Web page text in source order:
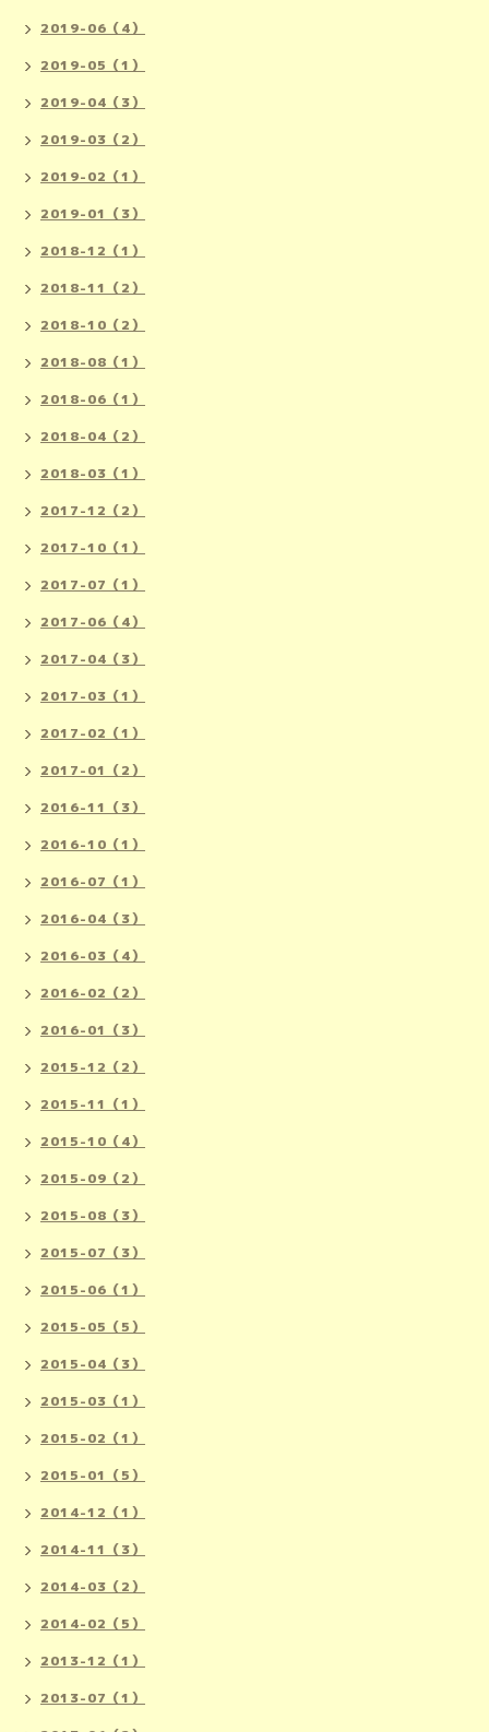
2019-06（4）
2019-05（1）
2019-04（3）
2019-03（2）
2019-02（1）
2019-01（3）
2018-12（1）
2018-11（2）
2018-10（2）
2018-08（1）
2018-06（1）
2018-04（2）
2018-03（1）
2017-12（2）
2017-10（1）
2017-07（1）
2017-06（4）
2017-04（3）
2017-03（1）
2017-02（1）
2017-01（2）
2016-11（3）
2016-10（1）
2016-07（1）
2016-04（3）
2016-03（4）
2016-02（2）
2016-01（3）
2015-12（2）
2015-11（1）
2015-10（4）
2015-09（2）
2015-08（3）
2015-07（3）
2015-06（1）
2015-05（5）
2015-04（3）
2015-03（1）
2015-02（1）
2015-01（5）
2014-12（1）
2014-11（3）
2014-03（2）
2014-02（5）
2013-12（1）
2013-07（1）